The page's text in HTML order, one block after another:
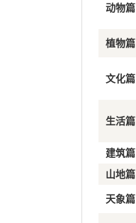
动物篇
植物篇
文化篇
生活篇
建筑篇
山地篇
天象篇